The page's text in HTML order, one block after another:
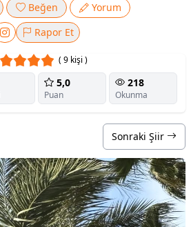
Beğen
Yorum
Rapor Et
( 9 kişi )
5,0
Puan
218
Okunma
Sonraki Şiir